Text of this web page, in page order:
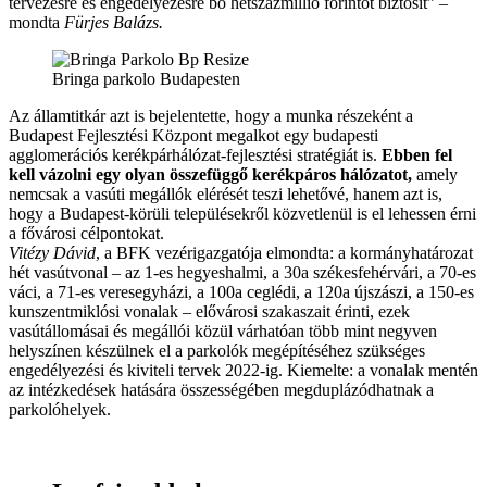
mondta Fürjes Balázs.
Bringa parkolo Budapesten
Az államtitkár azt is bejelentette, hogy a munka részeként a
Budapest Fejlesztési Központ megalkot egy budapesti
agglomerációs kerékpárhálózat-fejlesztési stratégiát is. Ebben fel
kell vázolni egy olyan összefüggő kerékpáros hálózatot, amely
nemcsak a vasúti megállók elérését teszi lehetővé, hanem azt is,
hogy a Budapest-körüli településekről közvetlenül is el lehessen érni
a fővárosi célpontokat.
Vitézy Dávid, a BFK vezérigazgatója elmondta: a kormányhatározat
hét vasútvonal – az 1-es hegyeshalmi, a 30a székesfehérvári, a 70-es
váci, a 71-es veresegyházi, a 100a ceglédi, a 120a újszászi, a 150-es
kunszentmiklósi vonalak – elővárosi szakaszait érinti, ezek
vasútállomásai és megállói közül várhatóan több mint negyven
helyszínen készülnek el a parkolók megépítéséhez szükséges
engedélyezési és kiviteli tervek 2022-ig. Kiemelte: a vonalak mentén
az intézkedések hatására összességében megduplázódhatnak a
parkolóhelyek.